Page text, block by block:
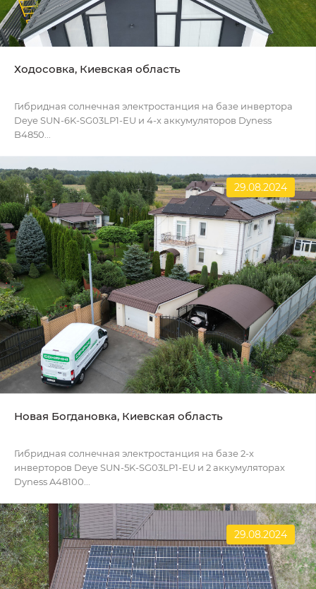
Ходосовка, Киевская область
Гибридная солнечная электростанция на базе инвертора
Deye SUN-6K-SG03LP1-EU и 4-х аккумуляторов Dyness
B4850...
29.08.2024
Новая Богдановка, Киевская область
Гибридная солнечная электростанция на базе 2-х
инверторов Deye SUN-5K-SG03LP1-EU и 2 аккумуляторах
Dyness A48100...
29.08.2024